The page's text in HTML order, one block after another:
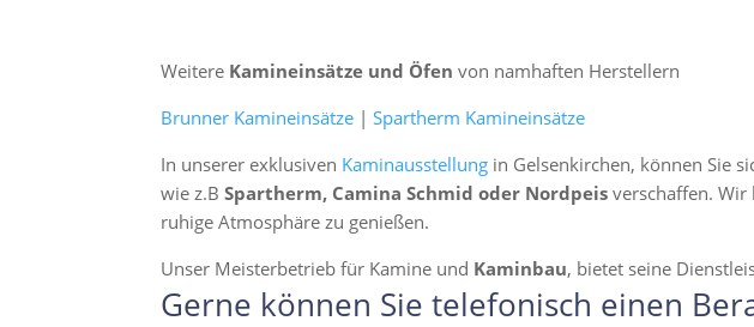
Weitere Kamineinsätze und Öfen von namhaften Herstellern
Brunner Kamineinsätze |Spartherm Kamineinsätze
In unserer exklusiven Kaminausstellung in Gelsenkirchen, können Sie
wie z.BSpartherm, Camina Schmid oder Nordpeis verschaffen. Wir
ruhige Atmosphäre zu genießen.
Unser Meisterbetrieb für Kamine und Kaminbau, bietet seine
Gerne können Sie telefonisch einen